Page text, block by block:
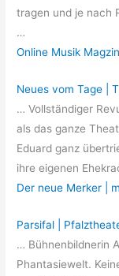
tragen und je nach
…
Online Musik
Neues vom Tage |
… Vollständiger
als das ganze
Eduard ganz
ihre eigenen
Der neue Merker |
Parsifal |
… Bühnenbildnerin
Phantasiewelt.